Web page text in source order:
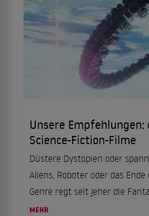
Unsere Empfehlungen:
Science-Fiction-Filme
Düstere Dystopien oder
Aliens, Roboter oder das Ende
Genre regt seit jeher die
Filmemacher und -zuschauer
MEHR